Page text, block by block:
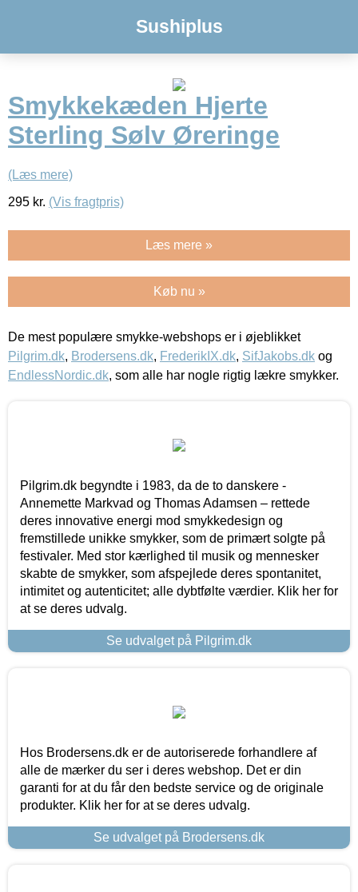
Sushiplus
Smykkekæden Hjerte
Sterling Sølv Øreringe
(Læs mere)
295 kr. (Vis fragtpris)
Læs mere »
Køb nu »
De mest populære smykke-webshops er i øjeblikket
Pilgrim.dk, Brodersens.dk, FrederikIX.dk, SifJakobs.dk og
EndlessNordic.dk, som alle har nogle rigtig lækre smykker.
Pilgrim.dk begyndte i 1983, da de to danskere -
Annemette Markvad og Thomas Adamsen – rettede
deres innovative energi mod smykkedesign og
fremstillede unikke smykker, som de primært solgte på
festivaler. Med stor kærlighed til musik og mennesker
skabte de smykker, som afspejlede deres spontanitet,
intimitet og autenticitet; alle dybtfølte værdier. Klik her for
at se deres udvalg.
Se udvalget på Pilgrim.dk
Hos Brodersens.dk er de autoriserede forhandlere af
alle de mærker du ser i deres webshop. Det er din
garanti for at du får den bedste service og de originale
produkter. Klik her for at se deres udvalg.
Se udvalget på Brodersens.dk